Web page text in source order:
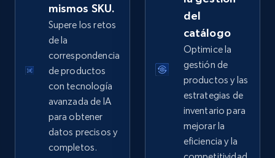
2.5K+ 359+ Comenzar ahora
eBay - Collect records by category
URL, Product id, Title, Seller name, Seller rating,
Seller reviews, Breadcrumbs, Root category, and
more.
2.5K+ Comenzar ahora
mismos SKU.
Supere los retos
de la
correspondencia
de productos
con tecnología
avanzada de IA
para obtener
datos precisos y
completos.
del
catálogo
Optimice la
gestión de
productos y las
estrategias de
inventario para
mejorar la
eficiencia y la